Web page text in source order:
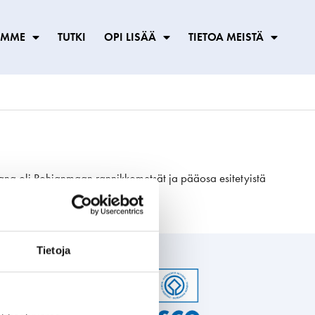
Tietoja
TUTKI OPI LISÄÄ TIETOA MEISTÄ
oli Pohjanmaan rannikkometsät ja pääosa esitetyistä